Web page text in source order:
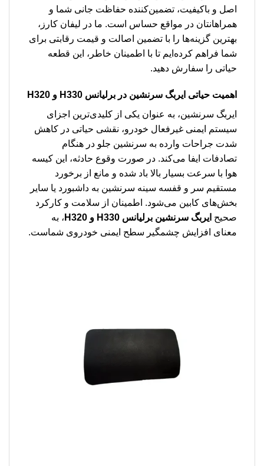
اصل و باکیفیت، تضمین‌کننده حفاظت جانی شما و
همراهانتان در مواقع حساس است. ما در لیفان کارز،
بهترین گزینه‌ها را با تضمین اصالت و قیمت رقابتی برای
شما فراهم کرده‌ایم تا با اطمینان خاطر، این قطعه
حیاتی را سفارش دهید.
اهمیت حیاتی ایربگ سرنشین در برلیانس H330 و H320
ایربگ سرنشین، به عنوان یکی از کلیدی‌ترین اجزای
سیستم ایمنی غیرفعال خودرو، نقشی حیاتی در کاهش
شدت جراحات وارده به سرنشین جلو در هنگام
تصادفات ایفا می‌کند. در صورت وقوع حادثه، این کیسه
هوا با سرعت بسیار بالا باد شده و مانع از برخورد
مستقیم سر و قفسه سینه سرنشین به داشبورد یا سایر
بخش‌های کابین می‌شود. اطمینان از سلامت و کارکرد
صحیح ایربگ سرنشین برلیانس H330 و H320
، به
معنای افزایش چشمگیر سطح ایمنی خودروی شماست.